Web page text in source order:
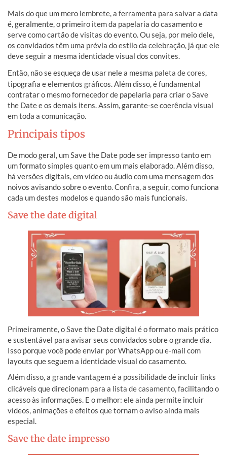
casamento.
Mais do que um mero lembrete, a ferramenta para salvar a data
é, geralmente, o primeiro item da papelaria do casamento e
serve como cartão de visitas do evento. Ou seja, por meio dele,
os convidados têm uma prévia do estilo da celebração, já que ele
deve seguir a mesma identidade visual dos convites.
Então, não se esqueça de usar nele a mesma paleta de cores,
tipografia e elementos gráficos. Além disso, é fundamental
contratar o mesmo fornecedor de papelaria para criar o Save
the Date e os demais itens. Assim, garante-se coerência visual
em toda a comunicação.
Principais tipos
De modo geral, um Save the Date pode ser impresso tanto em
um formato simples quanto em um mais elaborado. Além disso,
há versões digitais, em vídeo ou áudio com uma mensagem dos
noivos avisando sobre o evento. Confira, a seguir, como funciona
cada um destes modelos e quando são mais funcionais.
Save the date digital
Primeiramente, o Save the Date digital é o formato mais prático
e sustentável para avisar seus convidados sobre o grande dia.
Isso porque você pode enviar por WhatsApp ou e-mail com
layouts que seguem a identidade visual do casamento.
Além disso, a grande vantagem é a possibilidade de incluir links
clicáveis que direcionam para a lista de casamento, facilitando o
acesso às informações. E o melhor: ele ainda permite incluir
vídeos, animações e efeitos que tornam o aviso ainda mais
especial.
Save the date impresso